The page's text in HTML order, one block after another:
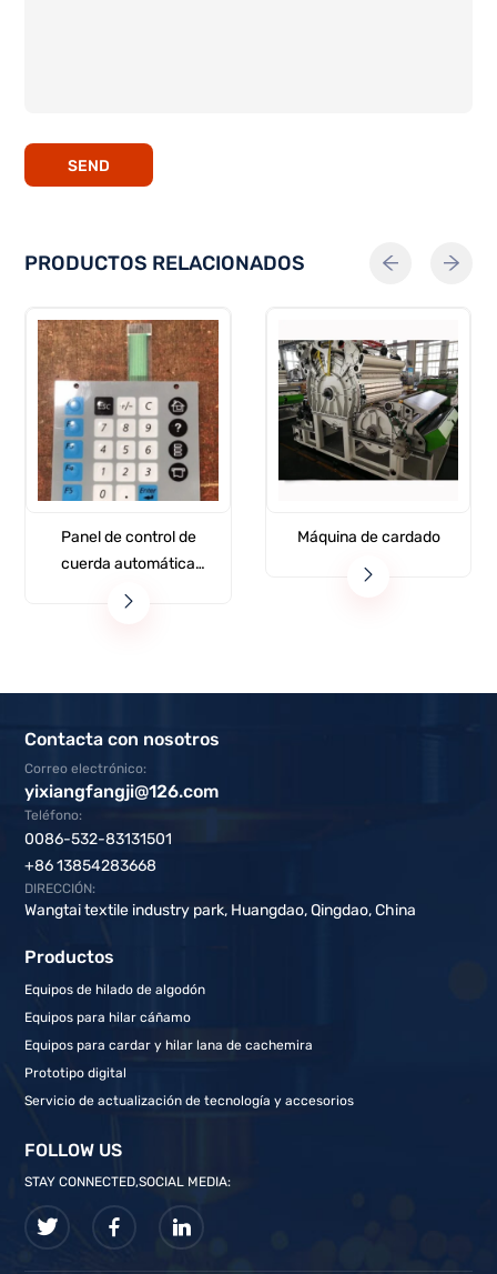
SEND
PRODUCTOS RELACIONADOS
Panel de control de
cuerda automática
Murata
Máquina de cardado
Contacta con nosotros
Correo electrónico:
yixiangfangji@126.com
Teléfono:
0086-532-83131501
+86 13854283668
DIRECCIÓN:
Wangtai textile industry park, Huangdao, Qingdao, China
Productos
Equipos de hilado de algodón
Equipos para hilar cáñamo
Equipos para cardar y hilar lana de cachemira
Prototipo digital
Servicio de actualización de tecnología y accesorios
FOLLOW US
STAY CONNECTED,SOCIAL MEDIA: